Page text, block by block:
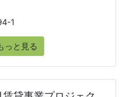
1
っと見る